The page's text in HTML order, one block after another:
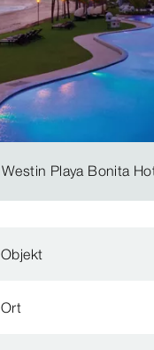
Westin Playa Bonita
Objekt
Ort